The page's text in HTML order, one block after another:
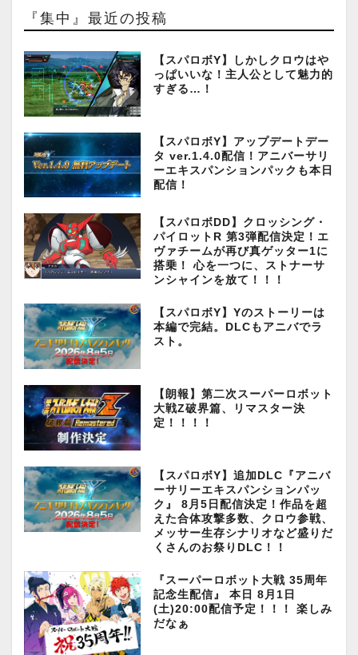
『集中』最近の投稿
【スパロボY】しかしクロウはや
っぱいいな！主人公として魅力的
すぎる…！
【スパロボY】アップデートデー
タ ver.1.4.0配信！アニバーサリ
ーエキスパンションパックも本日
配信！
【スパロボDD】クロッシング・
パイロットR 第3弾配信決定！エ
ヴァチームが再び真ゲッター1に
搭乗！ 心を一つに、ストナーサ
ンシャインを放て！！！
【スパロボY】Yのストーリーは
本編で完結。DLCもアニバでラ
スト。
【朗報】第二次スーパーロボット
大戦Z破界篇、リマスター決
定！！！！
【スパロボY】追加DLC『アニバ
ーサリーエキスパンションパッ
ク』 8月5日配信決定！作品を超
えた合体攻撃多数、クロウ参戦、
メッサー生存シナリオなど盛りだ
くさんのお祭りDLC！！
『スーパーロボット大戦 35周年
記念生配信』 本日 8月1日
(土)20:00配信予定！！！ 楽しみ
だなぁ